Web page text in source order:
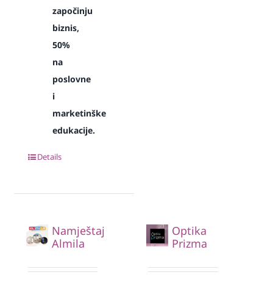
započinju
biznis,
50%
na
poslovne
i
marketinške
edukacije.
Details
Namještaj
Almila
Optika
Prizma